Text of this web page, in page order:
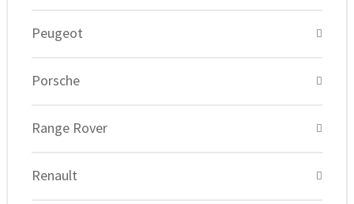
Peugeot
Porsche
Range Rover
Renault